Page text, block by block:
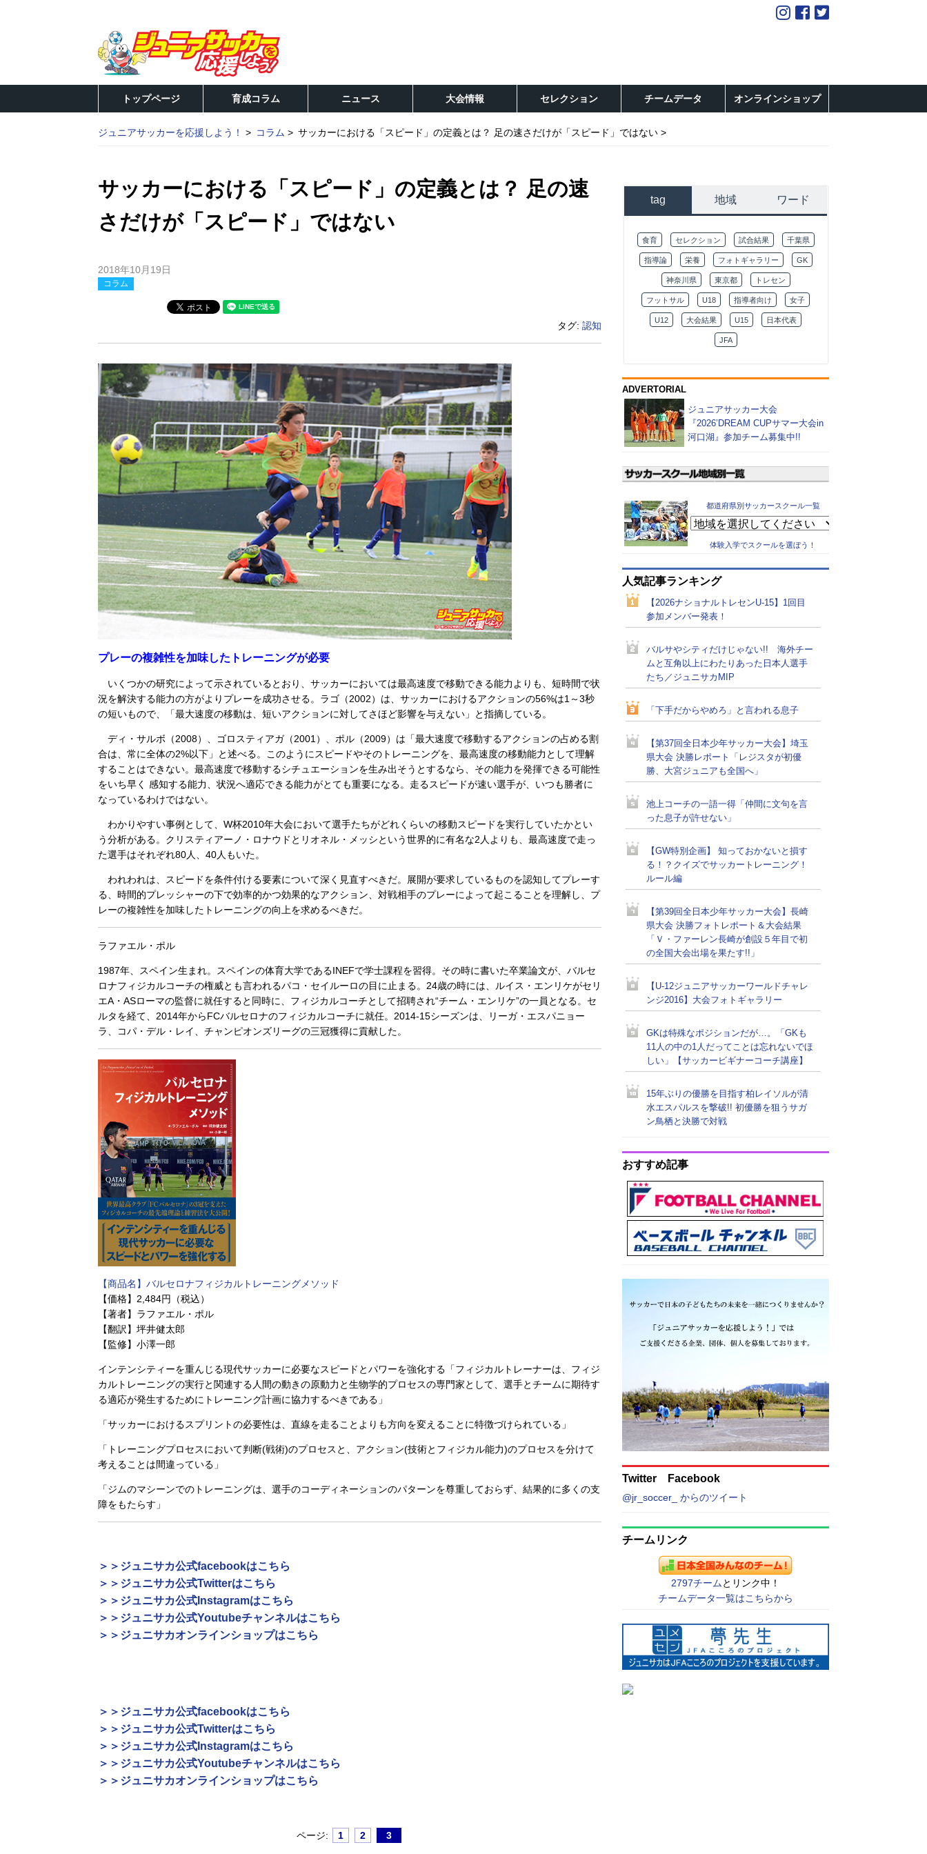
トップページ 育成コラム ニュース 大会情報 セレクション チームデータ オンラインショップ
ジュニアサッカーを応援しよう！ コラム サッカーにおける「スピード」の定義とは？ 足の速さだけが「スピード」ではない
サッカーにおける「スピード」の定義とは？ 足の速
さだけが「スピード」ではない
2018年10月19日
コラム
タグ: 認知
プレーの複雑性を加味したトレーニングが必要
いくつかの研究によって示されているとおり、サッカーにおいては最高速度で移動できる能力よりも、短時間で状
況を解決する能力の方がよりプレーを成功させる。ラゴ（2002）は、サッカーにおけるアクションの56%は1～3秒
の短いもので、「最大速度の移動は、短いアクションに対してさほど影響を与えない」と指摘している。
ディ・サルボ（2008）、ゴロスティアガ（2001）、ポル（2009）は「最大速度で移動するアクションの占める割
合は、常に全体の2%以下」と述べる。このようにスピードやそのトレーニングを、最高速度の移動能力として理解
することはできない。最高速度で移動するシチュエーションを生み出そうとするなら、その能力を発揮できる可能性
をいち早く 感知する能力、状況へ適応できる能力がとても重要になる。走るスピードが速い選手が、いつも勝者に
なっているわけではない。
わかりやすい事例として、W杯2010年大会において選手たちがどれくらいの移動スピードを実行していたかとい
う分析がある。クリスティアーノ・ロナウドとリオネル・メッシという世界的に有名な2人よりも、最高速度で走っ
た選手はそれぞれ80人、40人もいた。
われわれは、スピードを条件付ける要素について深く見直すべきだ。展開が要求しているものを認知してプレーす
る、時間的プレッシャーの下で効率的かつ効果的なアクション、対戦相手のプレーによって起こることを理解し、プ
レーの複雑性を加味したトレーニングの向上を求めるべきだ。
ラファエル・ポル
1987年、スペイン生まれ。スペインの体育大学であるINEFで学士課程を習得。その時に書いた卒業論文が、バルセ
ロナフィジカルコーチの権威とも言われるパコ・セイルーロの目に止まる。24歳の時には、ルイス・エンリケがセリ
エA・ASローマの監督に就任すると同時に、フィジカルコーチとして招聘され“チーム・エンリケ”の一員となる。セ
ルタを経て、2014年からFCバルセロナのフィジカルコーチに就任。2014-15シーズンは、リーガ・エスパニョー
ラ、コパ・デル・レイ、チャンピオンズリーグの三冠獲得に貢献した。
【商品名】 バルセロナフィジカルトレーニングメソッド
【価格】2,484円（税込）
【著者】ラファエル・ポル
【翻訳】坪井健太郎
【監修】小澤一郎
インテンシティーを重んじる現代サッカーに必要なスピードとパワーを強化する「フィジカルトレーナーは、フィジ
カルトレーニングの実行と関連する人間の動きの原動力と生物学的プロセスの専門家として、選手とチームに期待す
る適応が発生するためにトレーニング計画に協力するべきである」
「サッカーにおけるスプリントの必要性は、直線を走ることよりも方向を変えることに特徴づけられている」
「トレーニングプロセスにおいて判断(戦術)のプロセスと、アクション(技術とフィジカル能力)のプロセスを分けて
考えることは間違っている」
「ジムのマシーンでのトレーニングは、選手のコーディネーションのパターンを尊重しておらず、結果的に多くの支
障をもたらす」
＞＞ジュニサカ公式facebookはこちら
＞＞ジュニサカ公式Twitterはこちら
＞＞ジュニサカ公式Instagramはこちら
＞＞ジュニサカ公式Youtubeチャンネルはこちら
＞＞ジュニサカオンラインショップはこちら
＞＞ジュニサカ公式facebookはこちら
＞＞ジュニサカ公式Twitterはこちら
＞＞ジュニサカ公式Instagramはこちら
＞＞ジュニサカ公式Youtubeチャンネルはこちら
＞＞ジュニサカオンラインショップはこちら
ページ: 1 2 3
tag 地域 ワード
食育 セレクション 試合結果 千葉県
指導論 栄養 フォトギャラリー GK
神奈川県 東京都 トレセン
フットサル U18 指導者向け 女子
U12 大会結果 U15 日本代表
JFA
ADVERTORIAL
ジュニアサッカー大会
『2026’DREAM CUPサマー大会in
河口湖』参加チーム募集中!!
都道府県別サッカースクール一覧
体験入学でスクールを選ぼう！
人気記事ランキング
【2026ナショナルトレセンU-15】1回目
参加メンバー発表！
バルサやシティだけじゃない!! 海外チー
ムと互角以上にわたりあった日本人選手
たち／ジュニサカMIP
「下手だからやめろ」と言われる息子
【第37回全日本少年サッカー大会】埼玉
県大会 決勝レポート「レジスタが初優
勝、大宮ジュニアも全国へ」
池上コーチの一語一得「仲間に文句を言
った息子が許せない」
【GW特別企画】 知っておかないと損す
る！？クイズでサッカートレーニング！
ルール編
【第39回全日本少年サッカー大会】長崎
県大会 決勝フォトレポート＆大会結果
「Ｖ・ファーレン長崎が創設５年目で初
の全国大会出場を果たす!!」
【U-12ジュニアサッカーワールドチャレ
ンジ2016】大会フォトギャラリー
GKは特殊なポジションだが…。「GKも
11人の中の1人だってことは忘れないでほ
しい」【サッカービギナーコーチ講座】
15年ぶりの優勝を目指す柏レイソルが清
水エスパルスを撃破!! 初優勝を狙うサガ
ン鳥栖と決勝で対戦
おすすめ記事
Twitter Facebook
@jr_soccer_ からのツイート
チームリンク
2797チーム とリンク中！
チームデータ一覧はこちらから